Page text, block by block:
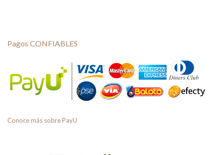
Pagos CONFIABLES
Conoce más sobre PayU